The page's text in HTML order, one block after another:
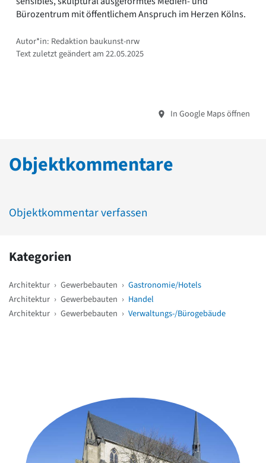
Bürozentrum mit öffentlichem Anspruch im Herzen Kölns.
Autor*in: Redaktion baukunst-nrw
Text zuletzt geändert am 22.05.2025
In Google Maps öffnen
Objektkommentare
Objektkommentar verfassen
Kategorien
Architektur › Gewerbebauten › Gastronomie/Hotels
Architektur › Gewerbebauten › Handel
Architektur › Gewerbebauten › Verwaltungs-/Bürogebäude